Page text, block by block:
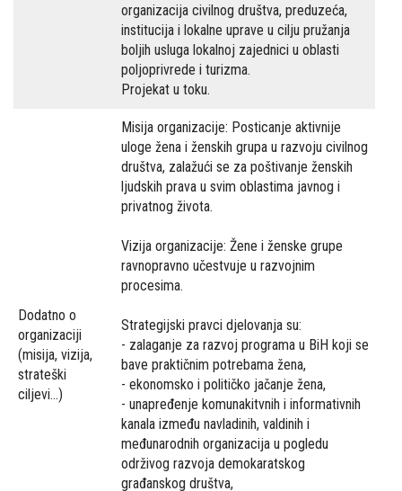
organizacija civilnog društva, preduzeća,
institucija i lokalne uprave u cilju pružanja
boljih usluga lokalnoj zajednici u oblasti
poljoprivrede i turizma.
Projekat u toku.
Dodatno o
organizaciji
(misija, vizija,
strateški
ciljevi...)
Misija organizacije: Posticanje aktivnije
uloge žena i ženskih grupa u razvoju civilnog
društva, zalažući se za poštivanje ženskih
ljudskih prava u svim oblastima javnog i
privatnog života.
Vizija organizacije: Žene i ženske grupe
ravnopravno učestvuje u razvojnim
procesima.
Strategijski pravci djelovanja su:
- zalaganje za razvoj programa u BiH koji se
bave praktičnim potrebama žena,
- ekonomsko i političko jačanje žena,
- unapređenje komunakitvnih i informativnih
kanala između navladinih, valdinih i
međunarodnih organizacija u pogledu
održivog razvoja demokaratskog
građanskog društva,